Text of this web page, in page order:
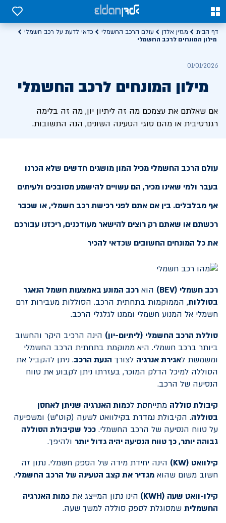
0
0
דף הבית מגזין אלדן עולם הרכב החשמלי
כדאי לדעת על רכב חשמלי
מילון המונחים לרכב החשמלי
01/01/2026
מילון המונחים לרכב החשמלי
אם שאלתם את עצמכם מה זה ליתיון יון, מה זה בלימה
רגנרטיבית או מהם סוגי הטעינה השונים, הנה התשובות.
עולם הרכב החשמלי מכיל המון מושגים חדשים שלא הכרנו
בעבר ולמי שאינו מכיר, הם עשויים להישמע מסובכים ולעיתים
אף מבלבלים. בין אם אתם לפני רכישת רכב חשמלי, או שכבר
רכשתם או שאתם רק רוצים להישאר מעודכנים, ריכזנו עבורכם
את כל המונחים החשובים שכדאי להכיר
רכב חשמלי (BEV
) הוא רכב המונע באמצעות חשמל הנאגר
בסוללות, הממוקמות בתחתית הרכב. הסוללות מעבירות זרם
חשמלי אל המנוע חשמלי וממנו לגלגלי הרכב.
סוללת הרכב החשמלי (ליתיום-יון) הינה הרכיב היקר והחשוב
ביותר ברכב חשמלי. היא ממוקמת בתחתית הרכב החשמלי
ומשמשת לאגירת אנרגיה לצורך הנעת הרכב. ניתן להקביל את
הסוללה למיכל הדלק המוכר, בעזרתו ניתן לקבוע את טווח
הנסיעה של הרכב.
קיבולת סוללה מתייחסת לכמות האנרגיה שניתן לאחסן
בסוללה. הקיבולת נמדדת בקילוואט לשעה (קוט"ש) ומשפיעה
על טווח הנסיעה של הרכב החשמלי. ככל שקיבולת הסוללה
גבוהה יותר, כך טווח הנסיעה יהיה גדול יותר ולהיפך.
קילוואט (KW
) הינה יחידת מידה של הספק חשמלי. נתון זה
חשוב משום שהוא מגדיר את קצב הטעינה של הרכב החשמלי.
קילו-וואט שעה (KWH
) הינו נתון המייצג את כמות האנרגיה
החשמלית שמסוגלת לספק סוללה למשך שעה.